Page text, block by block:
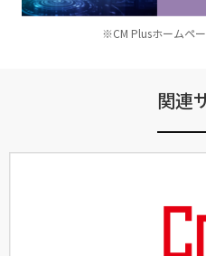
※CM Plusホームペ
関連